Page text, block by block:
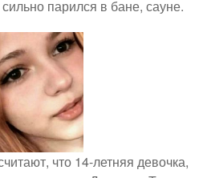
парился в бане, сауне.
что 14-летняя девочка,